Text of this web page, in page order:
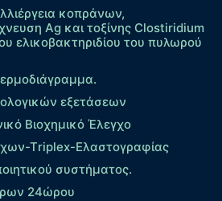
κοπράνων,
Ag και τοξίνης Clostiridium
ελικοβακτηριδίου του πυλωρού
εξετάσεων
Βιοχημικό Έλεγχο
Τriplex-Ελαστογραφίας
συστήματος.
24ώρου